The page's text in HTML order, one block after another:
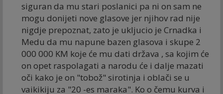
siguran da mu stari poslanici pa ni on sam ne
mogu donijeti nove glasove jer njihov rad nije
nigdje prepoznat, zato je ukljucio je Crnadka i
Medu da mu napune bazen glasova i skupe 2
000 000 KM koje će mu dati država , sa kojim će
on opet raspolagati a narodu će i dalje mazati
oči kako je on "tobož" sirotinja i oblači se u
vaikikiju za "20 -es maraka". Ko o čemu kurva i